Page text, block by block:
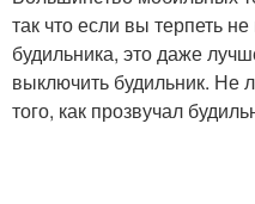
так что если вы терпеть
будильника, это даже
выключить будильник. Не
того, как прозвучал